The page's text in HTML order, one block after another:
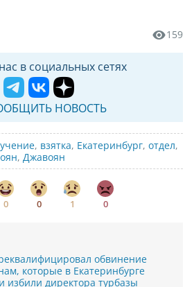
159
в социальных сетях
НОВОСТЬ
, взятка, Екатеринбург, отдел,
, Джавоян
0 0 1 0
обвинение
которые в Екатеринбурге
избили директора турбазы